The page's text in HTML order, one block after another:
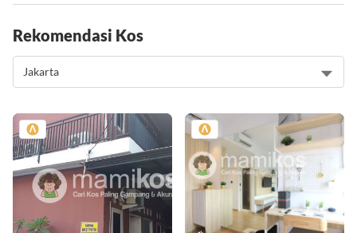
Rekomendasi Kos